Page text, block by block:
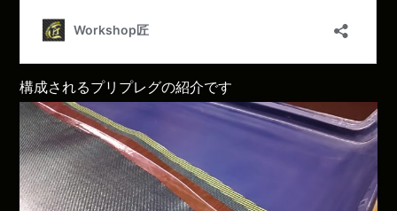
構成されるプリプレグの紹介です